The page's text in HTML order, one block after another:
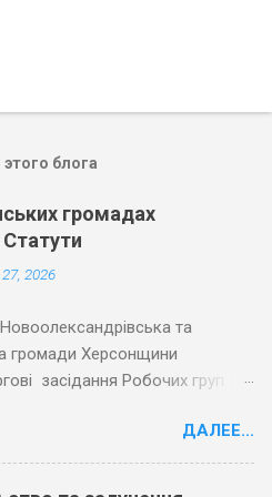
блога
громадах
2026
та
громади Херсонщини
засідання Робочих груп з
соціальних досліджень
громад, які
груп з розробки
ДАЛЕЕ...